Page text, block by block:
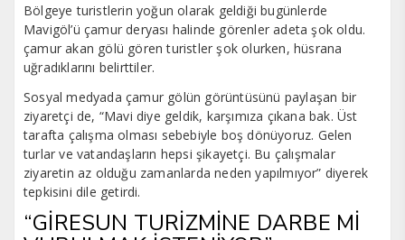
Bölgeye turistlerin yoğun olarak geldiği bugünlerde
Mavigöl’ü çamur deryası halinde görenler adeta şok oldu.
çamur akan gölü gören turistler şok olurken, hüsrana
uğradıklarını belirttiler.
Sosyal medyada çamur gölün görüntüsünü paylaşan bir
ziyaretçi de, “Mavi diye geldik, karşımıza çıkana bak. Üst
tarafta çalışma olması sebebiyle boş dönüyoruz. Gelen
turlar ve vatandaşların hepsi şikayetçi. Bu çalışmalar
ziyaretin az olduğu zamanlarda neden yapılmıyor” diyerek
tepkisini dile getirdi.
“GİRESUN TURİZMİNE DARBE Mİ